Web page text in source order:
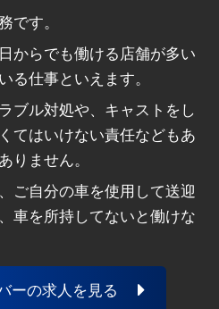
です。
からでも働ける店舗が多い
る仕事といえます。
ブル対処や、キャストをし
てはいけない責任などもあ
りません。
ご自分の車を使用して送迎
車を所持してないと働けな
ーの求人を見る